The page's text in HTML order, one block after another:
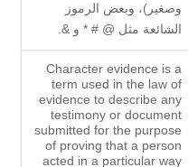
وصغير)، وبعض الرموز
الشائعة مثل @ # * و &.
Character evidence is a
term used in the law of
evidence to describe any
testimony or document
submitted for the purpose
of proving that a person
acted in a particular way